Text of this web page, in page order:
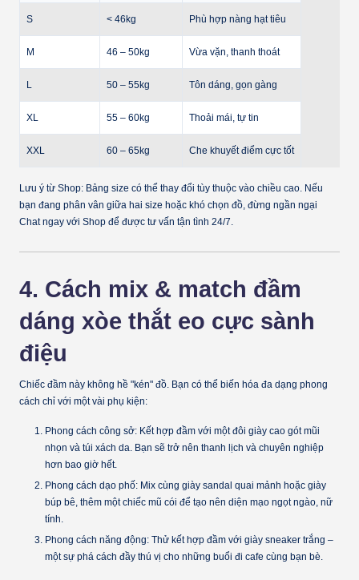
S < 46kg Phù hợp nàng hạt tiêu
M 46 – 50kg Vừa vặn, thanh thoát
L 50 – 55kg Tôn dáng, gọn gàng
XL 55 – 60kg Thoải mái, tự tin
XXL 60 – 65kg Che khuyết điểm cực tốt
Lưu ý từ Shop: Bảng size có thể thay đổi tùy thuộc vào chiều cao. Nếu
bạn đang phân vân giữa hai size hoặc khó chọn đồ, đừng ngần ngại
Chat ngay với Shop để được tư vấn tận tình 24/7.
4. Cách mix & match đầm
dáng xòe thắt eo cực sành
điệu
Chiếc đầm này không hề "kén" đồ. Bạn có thể biến hóa đa dạng phong
cách chỉ với một vài phụ kiện:
Phong cách công sở: Kết hợp đầm với một đôi giày cao gót mũi
nhọn và túi xách da. Bạn sẽ trở nên thanh lịch và chuyên nghiệp
hơn bao giờ hết.
Phong cách dạo phố: Mix cùng giày sandal quai mảnh hoặc giày
búp bê, thêm một chiếc mũ cói để tạo nên diện mạo ngọt ngào, nữ
tính.
Phong cách năng động: Thử kết hợp đầm với giày sneaker trắng –
một sự phá cách đầy thú vị cho những buổi đi cafe cùng bạn bè.